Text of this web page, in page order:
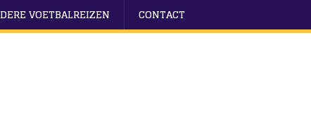
VOETBALREIZEN CONTACT